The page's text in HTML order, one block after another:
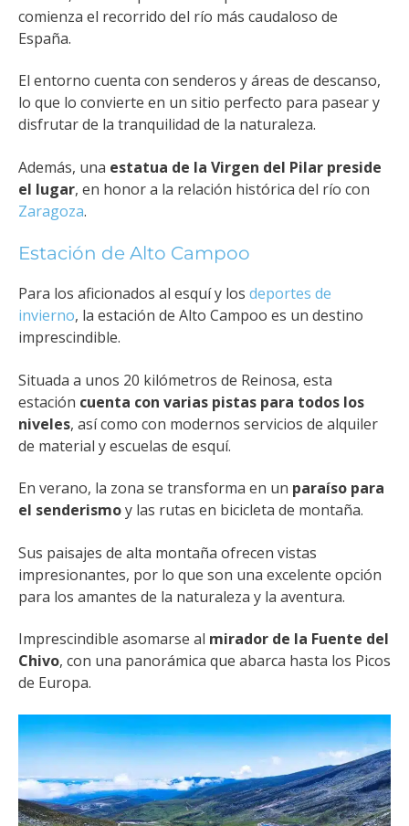
comienza el recorrido del río más caudaloso de
España.
El entorno cuenta con senderos y áreas de descanso,
lo que lo convierte en un sitio perfecto para pasear y
disfrutar de la tranquilidad de la naturaleza.
Además, una estatua de la Virgen del Pilar preside
el lugar, en honor a la relación histórica del río con
Zaragoza.
Estación de Alto Campoo
Para los aficionados al esquí y los deportes de
invierno, la estación de Alto Campoo es un destino
imprescindible.
Situada a unos 20 kilómetros de Reinosa, esta
estación cuenta con varias pistas para todos los
niveles, así como con modernos servicios de alquiler
de material y escuelas de esquí.
En verano, la zona se transforma en un paraíso para
el senderismoy las rutas en bicicleta de montaña.
Sus paisajes de alta montaña ofrecen vistas
impresionantes, por lo que son una excelente opción
para los amantes de la naturaleza y la aventura.
Imprescindible asomarse al mirador de la Fuente del
Chivo, con una panorámica que abarca hasta los Picos
de Europa.